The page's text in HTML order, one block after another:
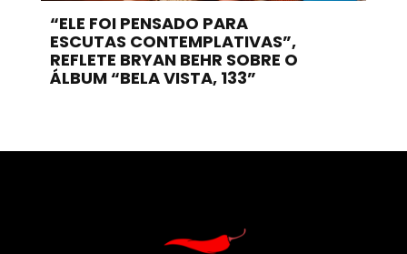
“ELE FOI PENSADO PARA
ESCUTAS CONTEMPLATIVAS”,
REFLETE BRYAN BEHR SOBRE O
ÁLBUM “BELA VISTA, 133”